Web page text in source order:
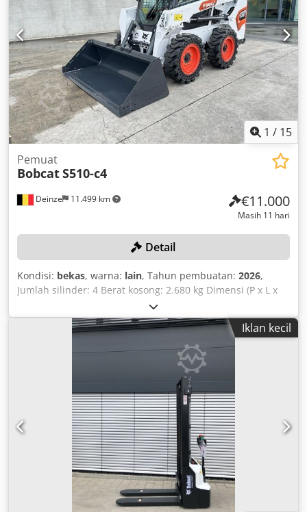
1 / 15
Deinze 11.499 km
Pemuat
BobcatS510-c4
€11.000
Masih 11 hari
Detail
Kondisi: bekas, warna: lain, Tahun pembuatan: 2026,
Jumlah silinder: 4 Berat kosong: 2.680 kg Dimensi (P x L x
T): 337 x 172 x 197 cm Sistem penggantian cepat: Ya Berat
sendiri: 2680 kg Dimensi pengangkutan: 3378 x 1727 x
1972 mm Merek dan tipe mesin: Kubota V2403 Csdpfjzrv
Ulex Ab Asrf Daya: 36,5 kW / 48,9 PS Silinder: 4 Ukuran
ban: Ban depan dan belakang: 30×10-16 Lebar sekop: 1730
mm Perlengkapan: Pengganti cepat mekanis Fungsi
tambahan: Tidak ada pengujian atau registrasi CE Tidak
ada dokumen
Iklan kecil